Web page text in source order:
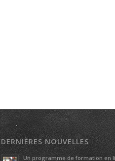
DERNIÈRES NOUVELLES
Un programme de formation en